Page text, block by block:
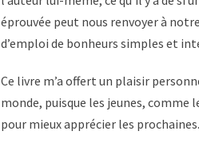
éprouvée peut nous renvoyer à
d’emploi de bonheurs simples et
Ce livre m’a offert un plaisir
monde, puisque les jeunes,
pour mieux apprécier les prochaines.